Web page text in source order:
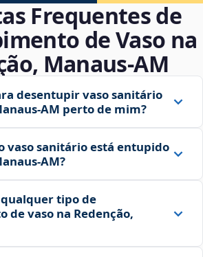
Frequentes de
de Vaso na
Manaus‑AM
desentupir vaso sanitário
perto de mim?
vaso sanitário está entupido
tipo de
de vaso na Redenção,